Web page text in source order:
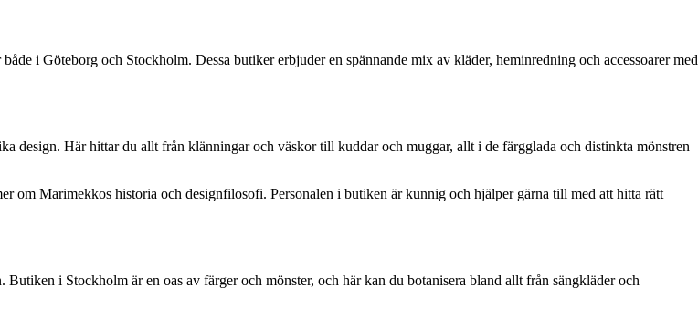
i Göteborg och Stockholm. Dessa butiker erbjuder en spännande mix av kläder, heminredning och accessoarer med
design. Här hittar du allt från klänningar och väskor till kuddar och muggar, allt i de färgglada och distinkta mönstren
om Marimekkos historia och designfilosofi. Personalen i butiken är kunnig och hjälper gärna till med att hitta rätt
i Stockholm är en oas av färger och mönster, och här kan du botanisera bland allt från sängkläder och